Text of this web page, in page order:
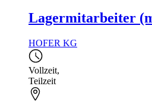
Lagermitarbeiter
HOFER KG
Vollzeit,
Teilzeit